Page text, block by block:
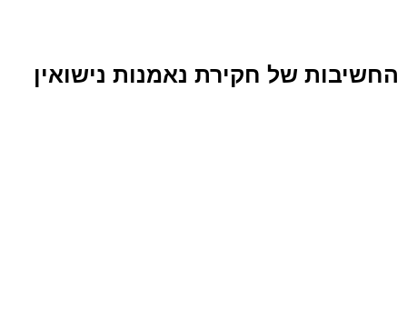
החשיבות של חקירת נאמנות נישואין